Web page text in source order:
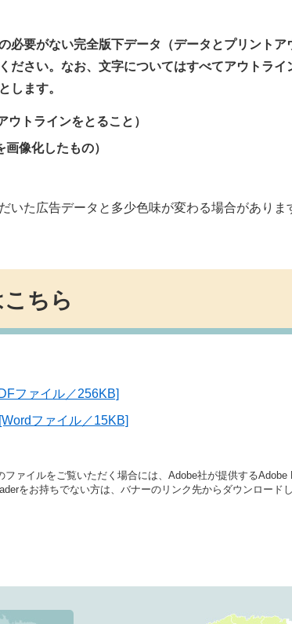
必要がない完全版下データ（データとプリントア
ださい。なお、文字についてはすべてアウトライ
します。
ウトラインをとること）
像化したもの）
いた広告データと多少色味が変わる場合がありま
ちら
ファイル／256KB]
ファイル／15KB]
ファイルをご覧いただく場合には、Adobe社が提供するAdobe
をお持ちでない方は、バナーのリンク先からダウンロード